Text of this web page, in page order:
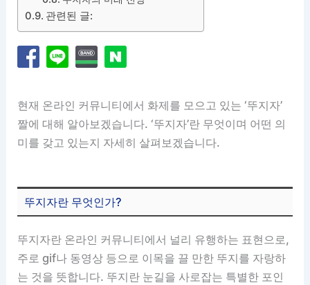
관련된 글:
현재 온라인 커뮤니티에서 화제를 모으고 있는 ‘뚜지자’
짤에 대해 알아보겠습니다. ‘뚜지자’란 무엇이며 어떤 의
미를 갖고 있는지 자세히 살펴보겠습니다.
뚜지자란 무엇인가?
뚜지자란 온라인 커뮤니티에서 널리 유행하는 표현으로,
주로 gif나 동영상 등으로 이목을 끌 만한 뚜지를 자랑하
는 것을 뜻합니다. 뚜지란 눈길을 사로잡는 특별한 포인